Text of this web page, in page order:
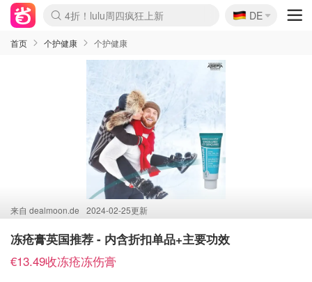
Boticinal 夏促开抢！
4折！lulu周四疯狂上新
还没结束！&OtherStories大促
Joybuy变相75折 随时失效
速领！Stanley独家85折
疑似霸哥！Camper额外叠85折
Zalando 奥莱闪促！每日更新
Moncler反季囤！5折起+叠9折
Coach Brooklyn仅€192
🇩🇪
DE
首页 个护健康 个护健康
来自 dealmoon.de 2024-02-25更新
冻疮膏英国推荐 - 内含折扣单品+主要功效
€13.49收冻疮冻伤膏